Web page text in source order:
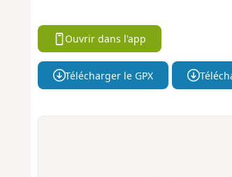
Ouvrir dans l'app
Télécharger le GPX